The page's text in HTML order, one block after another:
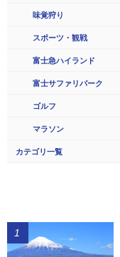
味覚狩り
スポーツ・観戦
富士急ハイランド
富士サファリパーク
ゴルフ
マラソン
カテゴリ一覧
1